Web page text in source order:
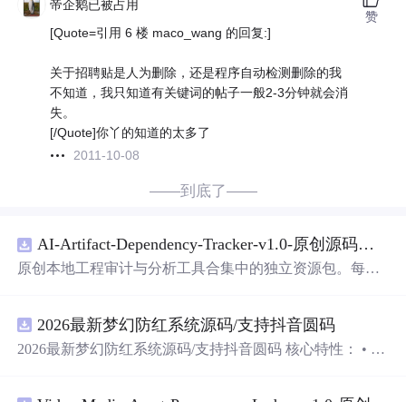
帝企鹅已被占用
[Quote=引用 6 楼 maco_wang 的回复:]
关于招聘贴是人为删除，还是程序自动检测删除的我
不知道，我只知道有关键词的帖子一般2-3分钟就会消
失。
[/Quote]你丫的知道的太多了
2011-10-08
赞
——到底了——
AI-Artifact-Dependency-Tracker-v1.0-原创源码与文档.zip
原创本地工程审计与分析工具合集中的独立资源包。每个
README、运行说明、功能清单、MIT License及原创与授
权声明。解压后进入project目录，执行npm test验证算法，
2026最新梦幻防红系统源码/支持抖音圆码
2026最新梦幻防红系统源码/支持抖音圆码 核心特性： • 多